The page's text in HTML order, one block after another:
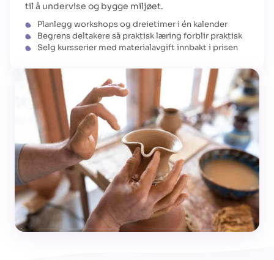
til å undervise og bygge miljøet.
Planlegg workshops og dreietimer i én kalender
Begrens deltakere så praktisk læring forblir praktisk
Selg kursserier med materialavgift innbakt i prisen